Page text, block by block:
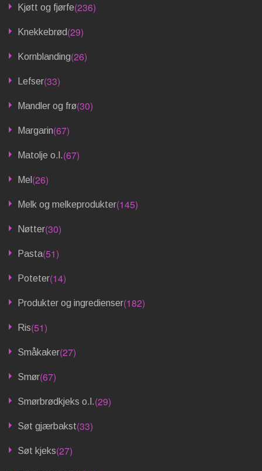
Kjøtt og fjørfe(236)
Knekkebrød(29)
Kornblanding(26)
Lefser(33)
Mandler og frø(30)
Margarin(67)
Matolje o.l.(67)
Mel (26)
Melk og melkeprodukter(145)
Nøtter(30)
Pasta(51)
Poteter(14)
Produkter og ingredienser(182)
Ris(51)
Småkaker(27)
Smør(67)
Smørbrødkjeks o.l.(29)
Søt gjærbakst(33)
Søt kjeks(27)